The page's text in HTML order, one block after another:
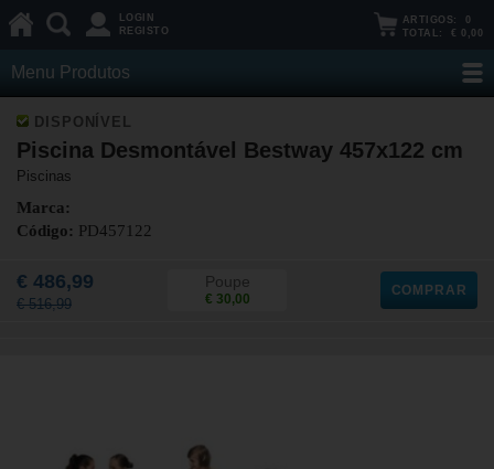
LOGIN
REGISTO
ARTIGOS: 0
TOTAL: € 0,00
Menu Produtos
DISPONÍVEL
Piscina Desmontável Bestway 457x122 cm
Piscinas
Marca:
Código: PD457122
€ 486,99
€ 516,99
Poupe
€ 30,00
COMPRAR